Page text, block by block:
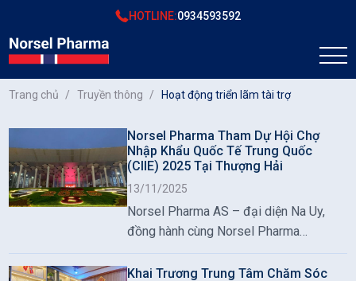
HOTLINE:0934593592
Trang chủ Truyền thông Hoạt động triển lãm tài trợ
Norsel Pharma Tham Dự Hội Chợ
Nhập Khẩu Quốc Tế Trung Quốc
(CIIE) 2025 Tại Thượng Hải
13/11/2025
Norsel Pharma AS – đại diện Na Uy,
đồng hành cùng Norsel Pharma
Vietnam, mang sản phẩm Dầu Hải Cẩu
Omega-3 đến CIIE 2025 tại Thượng
Khai Trương Trung Tâm Chăm Sóc